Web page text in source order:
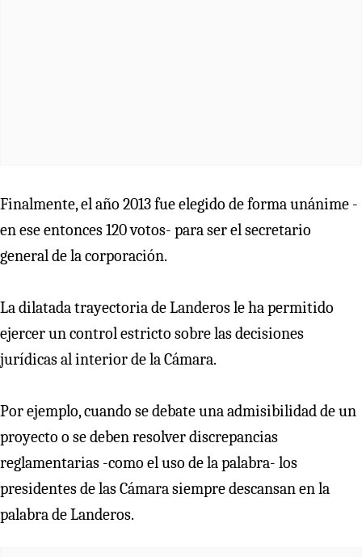
Finalmente, el año 2013 fue elegido de forma unánime -
en ese entonces 120 votos- para ser el secretario
general de la corporación.
La dilatada trayectoria de Landeros le ha permitido
ejercer un control estricto sobre las decisiones
jurídicas al interior de la Cámara.
Por ejemplo, cuando se debate una admisibilidad de un
proyecto o se deben resolver discrepancias
reglamentarias -como el uso de la palabra- los
presidentes de las Cámara siempre descansan en la
palabra de Landeros.